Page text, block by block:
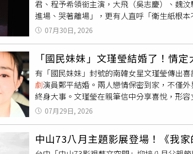
後賽的採訪工作，因此沒有參與，是否慶幸
說，原本這檔想著能不能先休息一下，「謝
透露自己看了兩年的牙醫，做了三個根管治
否負荷？她笑稱：「還行啦！通宵只是偶爾
滋潤。被問到工作這麼忙該如何經營感情？
言身邊已有「陪伴的人」，已經默默發展了
作，即便劇中可能有吻戲或親密戲也不需要
醋。」被問到是否以結婚為前提交往？她甜
親密戲氣到回娘家，他今尷尬笑說：「又睡
常睡。
君、程予希領銜主演，大飛（吳志慶）、魏
進場、哭著離場」，更有人直呼「衛生紙根
之中，常常苦惱不已。（圖／故事工廠）首次
僅失眠4天、拉了3天肚子，首演上半場更因
只能立刻調整心情、重新上場，她分享故事
去；但劇場也很美，你都能感受到觀眾的笑
筆記、好好享受當下，並感性表示：「第一
天柱（左）飾演的生父，對於女兒的婚禮堅
演準新娘采薇，在籌備婚禮時夾在生父、養
程序都成為家人必須共同作答的人生考題，
家中經濟較辛苦，父母幾乎同時做著兩份以
市、看燈會時，她則最喜歡坐在爸爸肩膀上
就是我最深刻感受到被愛的時刻。」飾演生
07月30日, 2026
「國民妹妹」文瑾瑩結婚了！情
有「國民妹妹」封號的南韓女星文瑾瑩傳出
劇演員鄭平結婚。兩人戀情保密到家，不僅
終身大事。文瑾瑩在親筆信中分享喜悅，形
「即使面對微不足道的小事，也能讓彼此露
話，希望外界能給予兩人更多祝福與鼓勵，
伴自己的粉絲，承諾未來會以更好的模樣再
瑾瑩帶領的創作團體「Bachi」而相識，從多
07月29日, 2026
中山73八月主題影展登場！《我